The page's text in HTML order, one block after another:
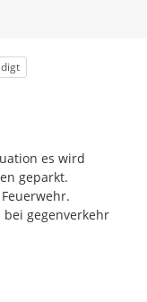
es wird
geparkt.
gegenverkehr